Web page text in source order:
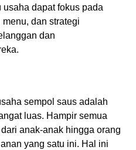
dapat fokus pada
dan strategi
dan
sempol saus adalah
luas. Hampir semua
anak-anak hingga orang
yang satu ini. Hal ini